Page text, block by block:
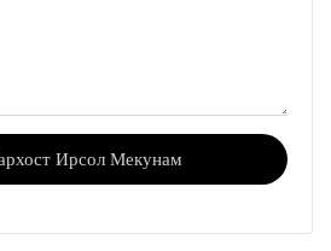
Ирсол Мекунам